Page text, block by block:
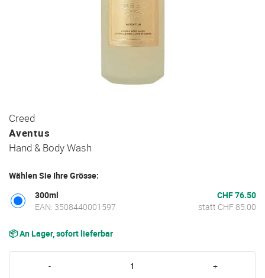
Zum
Anfang
der
Bildgalerie
Creed
Aventus
Hand & Body Wash
Wählen Sie Ihre Grösse:
300ml
EAN: 3508440001597
CHF 76.50
statt CHF 85.00
📦 An Lager, sofort lieferbar
- +